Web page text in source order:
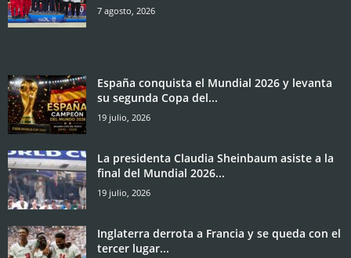
7 agosto, 2026
España conquista el Mundial 2026 y levanta
su segunda Copa del...
19 julio, 2026
La presidenta Claudia Sheinbaum asiste a la
final del Mundial 2026...
19 julio, 2026
Inglaterra derrota a Francia y se queda con el
tercer lugar...